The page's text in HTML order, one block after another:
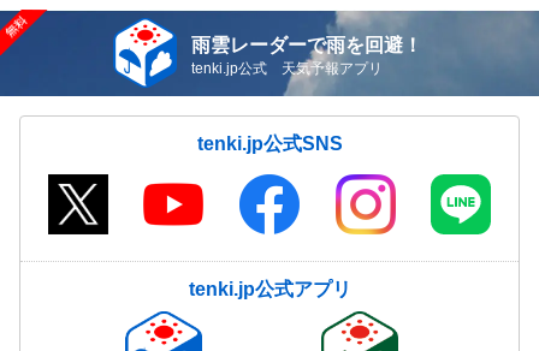
雨雲レーダーで雨を回避！
tenki.jp公式 天気予報アプリ
tenki.jp公式SNS
tenki.jp公式アプリ